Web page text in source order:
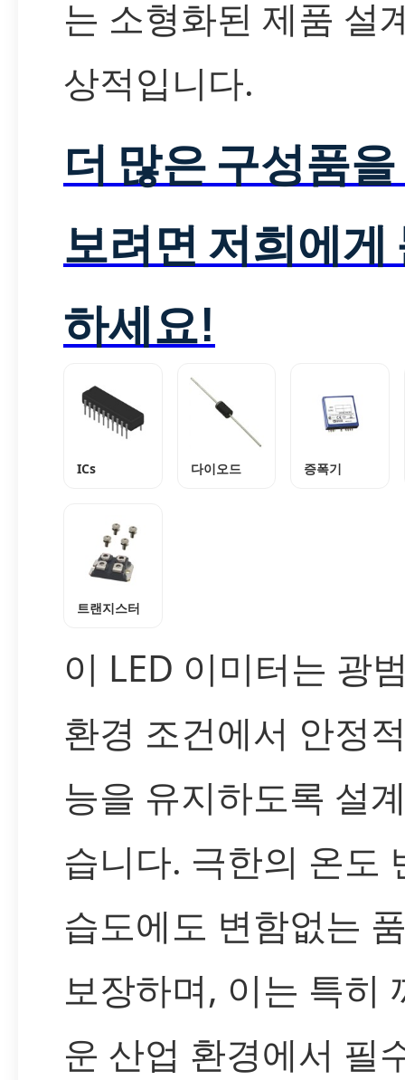
는 소형화된 제품 설
상적입니다.
더 많은 구성품
보려면 저희에게
하세요!
ICs 다이오드 증폭기
트랜지스터
이 LED 이미터는 광
환경 조건에서 안정
능을 유지하도록 설
습니다. 극한의 온도
습도에도 변함없는
보장하며, 이는 특히
운 산업 환경에서 필